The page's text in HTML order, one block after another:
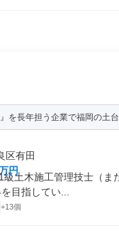
を長年担う企業で福岡の土
区有田
円
級土木施工管理技士（ま
目指してい...
+13個